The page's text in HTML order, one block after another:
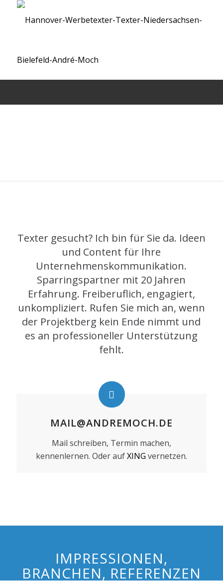
Texter gesucht? Ich bin für Sie da. Ideen
und Content für Ihre
Unternehmenskommunikation.
Sparringspartner mit 20 Jahren
Erfahrung. Freiberuflich, engagiert,
unkompliziert. Rufen Sie mich an, wenn
der Projektberg kein Ende nimmt und
es an professioneller Unterstützung
fehlt.
MAIL@ANDREMOCH.DE
Mail schreiben, Termin machen,
kennenlernen. Oder aufXING vernetzen.
IMPRESSIONEN,
BRANCHEN, REFERENZEN